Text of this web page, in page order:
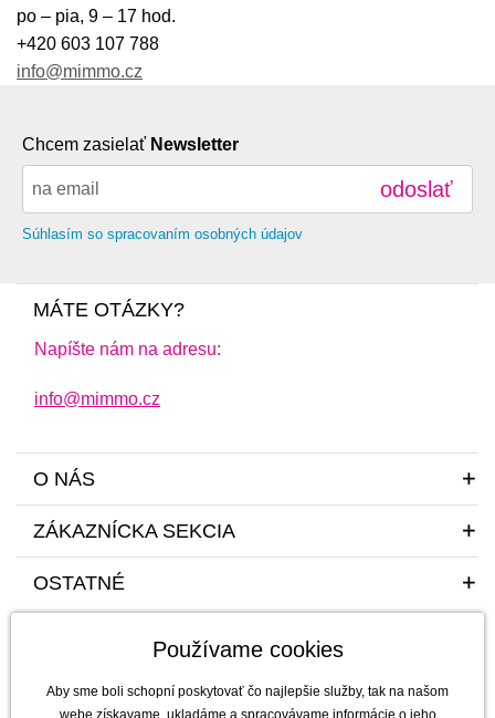
po – pia, 9 – 17 hod.
+420 603 107 788
info@mimmo.cz
Chcem zasielať Newsletter
odoslať
Súhlasím so spracovaním osobných údajov
MÁTE OTÁZKY?
Napíšte nám na adresu:
info@mimmo.cz
O NÁS
ZÁKAZNÍCKA SEKCIA
OSTATNÉ
Používame cookies
Aby sme boli schopní poskytovať čo najlepšie služby, tak na našom
webe získavame, ukladáme a spracovávame informácie o jeho